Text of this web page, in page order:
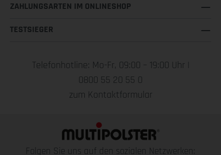
ZAHLUNGSARTEN IM ONLINESHOP
TESTSIEGER
Telefonhotline: Mo-Fr, 09:00 – 19:00 Uhr |
0800 55 20 55 0
zum Kontaktformular
Folgen Sie uns auf den sozialen Netzwerken: